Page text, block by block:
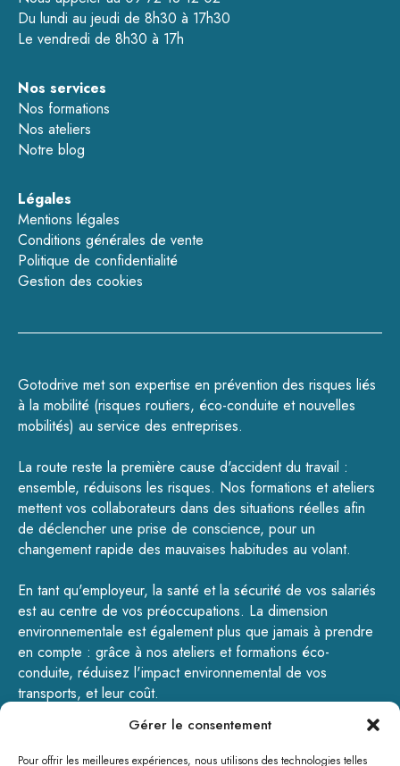
Gérer le consentement
Pour offrir les meilleures expériences, nous utilisons des technologies telles
Du lundi au jeudi de 8h30 à 17h30
Le vendredi de 8h30 à 17h
Nos services
Nos formations
Nos ateliers
Notre blog
Légales
Mentions légales
Conditions générales de vente
Politique de confidentialité
Gestion des cookies
Gotodrive met son expertise en prévention des risques liés
à la mobilité (risques routiers, éco-conduite etnouvelles
mobilités) au service des entreprises.
La route reste la première cause d'accident du travail :
ensemble, réduisons les risques. Nos formations etateliers
mettent vos collaborateurs dans des situations réelles afin
de déclencher une prise de conscience, pour un
changement rapide des mauvaises habitudes au volant.
En tant qu'employeur, la santé et la sécurité de vos salariés
est au centre de vos préoccupations. La dimension
environnementale est également plus que jamais à prendre
en compte : grâce à nos ateliers et formations éco-
conduite, réduisez l'impact environnemental de vos
transports, et leur coût.
GOTODRIVE - 200, rue de la Pulmez – 59310 Landas -